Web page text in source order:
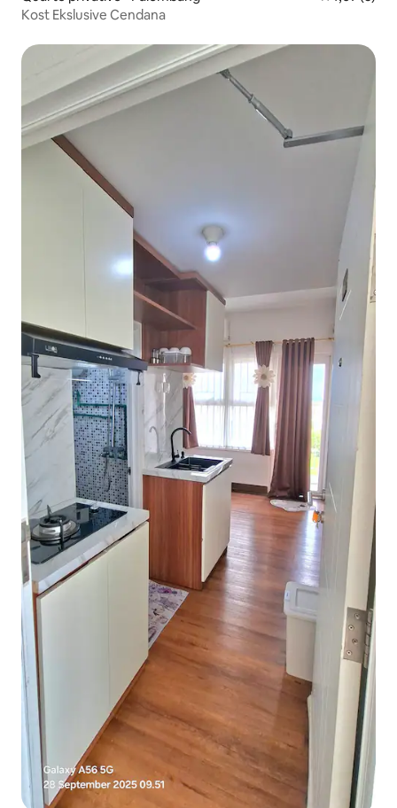
Kost Ekslusive Cendana